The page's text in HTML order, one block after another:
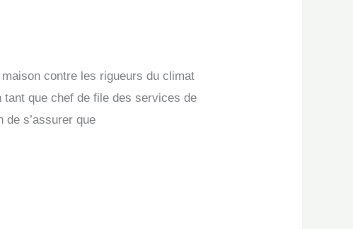
contre les rigueurs du climat
tant que chef de file des services de
de s’assurer que